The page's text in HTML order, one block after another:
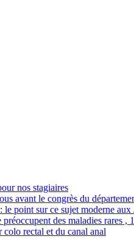
nos stagiaires
avant le congrès du
le point sur ce sujet moderne
des maladies rares ,
rectal et du canal anal